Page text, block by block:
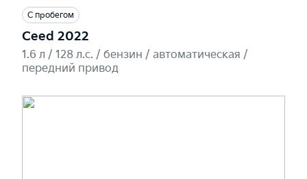
С пробегом
Ceed 2022
1.6 л / 128 л.c. / бензин / автоматическая /
передний привод